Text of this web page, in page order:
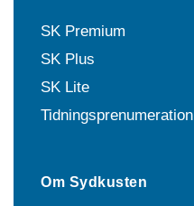
SK Premium
SK Plus
SK Lite
Tidningsprenumeration
Om Sydkusten